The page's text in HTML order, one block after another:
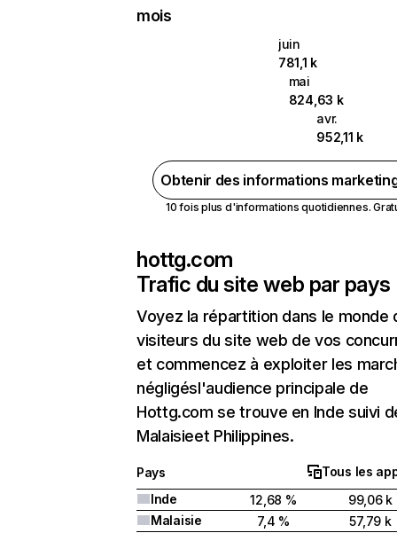
mois
juin
781,1 k
mai
824,63 k
avr.
952,11 k
Obtenir des informations
10 fois plus d'informations quotidiennes.
hottg.com
Trafic du site web par pays
Voyez la répartition dans le monde
visiteurs du site web de vos
et commencez à exploiter les
négligésl'audience principale de
Hottg.com se trouve en Inde suivi
Malaisieet Philippines.
Pays
Tous les
Inde
12,68 %
99,06 k
Malaisie
7,4 %
57,79 k